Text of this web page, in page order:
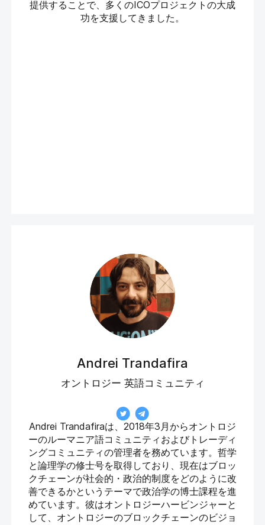
提供することで、多くのICOプロジェクトの大成
功を支援してきました。
Andrei Trandafira
オントロジー 英語コミュニティ
Andrei Trandafiraは、2018年3月からオントロジ
ーのルーマニア語コミュニティおよびトレーディ
ングコミュニティの管理者を務めています。哲学
と論理学の修士号を取得しており、現在はブロッ
クチェーンが社会的・政治的制度をどのように改
善できるかというテーマで政治学の博士課程を進
めています。彼はオントロジーハービンジャーと
して、オントロジーのブロックチェーンのビジョ